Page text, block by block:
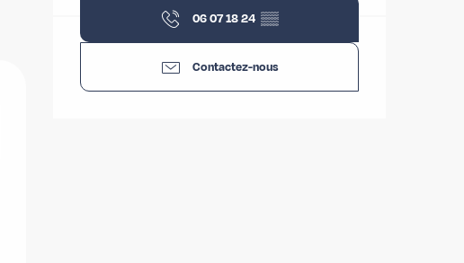
06 07 18 24 ▒▒
Contactez-nous